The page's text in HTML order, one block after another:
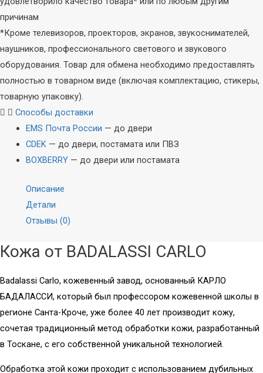
Акустика Наушники
причинам
*Кроме телевизоров, проекторов, экранов, звукоснимателей,
наушников, профессионального светового и звукового
оборудования. Товар для обмена необходимо предоставлять
полностью в товарном виде (включая комплектацию, стикеры,
товарную упаковку).
Способы доставки
EMS Почта России — до двери
CDEK— до двери, постамата или ПВЗ
BOXBERRY— до двери или постамата
Описание
Детали
Отзывы (0)
Кожа от BADALASSI CARLO
Badalassi Carlo, кожевенный завод, основанный КАРЛО
БАДАЛАССИ, который был профессором кожевенной школы в
регионе Санта-Кроче, уже более 40 лет производит кожу,
сочетая традиционный метод обработки кожи, разработанный
в Тоскане, с его собственной уникальной технологией.
Обработка этой кожи проходит с использованием дубильных